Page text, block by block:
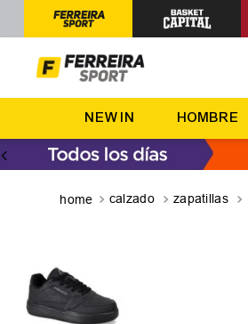
NEW IN HOMBRE
calzado zapatillas